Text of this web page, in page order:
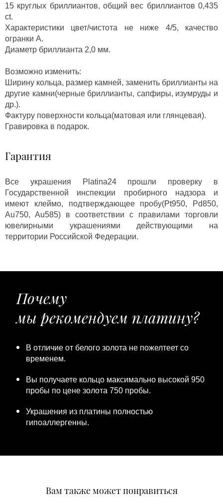
15 круглых бриллиантов, общий вес бриллиантов 0,435
ct.
Характеристики цвет/чистота не ниже 4/5, качество
огранки А.
Диаметр бриллианта 2,0 мм.
Возможно изменить:
Ширину кольца, размер камней, заменить бриллианты на
другие камни(черные бриллианты, сапфиры, изумруды и
др.).
Фактуру поверхности кольца(матовая или глянцевая).
Гравировка в подарок.
Гарантия
Все украшения Platina24 прошли проверку в
Государственной инспекции пробирного надзора и
имеют клеймо, подтверждающее пробу(Pt950, Pd850,
Au750, Au585) в соответствии с правилами торговли
ювелирными украшениями действующими на
территории Российской Федерации.
Почему
мы рекомендуем платину?
В отличие от белого золота не пожелтеет со
временем.
Вы получаете кольцо максимально высокой 950
пробы по цене золота 750 пробы.
Украшения из платины полностью
гипоаллергенны.
Вам также может понравиться